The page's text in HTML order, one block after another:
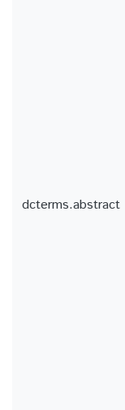
dcterms.abstract